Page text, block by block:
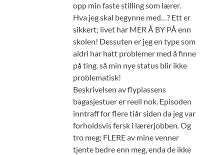
opp min faste stilling som lærer.
Hva jeg skal begynne med…? Ett er
sikkert; livet har MER Å BY PÅ enn
skolen! Dessuten er jeg en type som
aldri har hatt problemer med å finne
på ting. så min nye status blir ikke
problematisk!
Beskrivelsen av flyplassens
bagasjestuer er reell nok. Episoden
inntraff for flere tiår siden da jeg var
forholdsvis fersk i lærerjobben. Og
tro meg; FLERE av mine venner
tjente bedre enn meg, enda de ikke